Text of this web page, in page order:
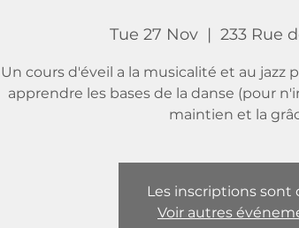
Tue 27 Nov
  |
233 Rue
Un cours d'éveil a la musicalité et au jazz
apprendre les bases de la danse (pour
maintien et la
Les inscriptions sont
Voir autres